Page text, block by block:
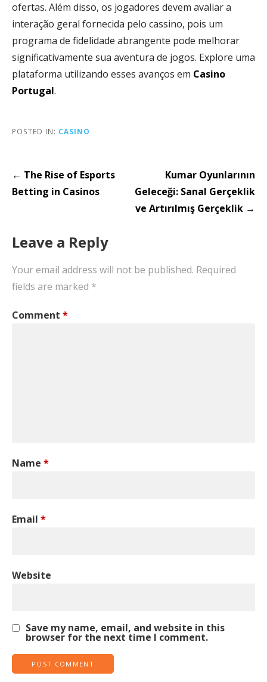
ofertas. Além disso, os jogadores devem avaliar a
interação geral fornecida pelo cassino, pois um
programa de fidelidade abrangente pode melhorar
significativamente sua aventura de jogos. Explore uma
plataforma utilizando esses avanços em Casino
Portugal.
POSTED IN: CASINO
Post
navigation
← The Rise of Esports
Betting in Casinos
Kumar Oyunlarının
Geleceği: Sanal Gerçeklik
ve Artırılmış Gerçeklik →
Leave a Reply
Your email address will not be published. Required
fields are marked *
Comment *
Name *
Email *
Website
Save my name, email, and website in this
browser for the next time I comment.